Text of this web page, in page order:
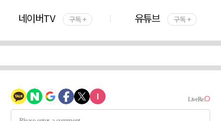
네이버TV 구독 + 유튜브 구독 +